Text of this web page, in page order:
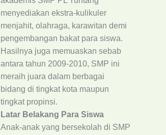
menyediakan ekstra-kulikuler
menjahit, olahraga, karawitan demi
pengembangan bakat para siswa.
Hasilnya juga memuaskan sebab
antara tahun 2009-2010, SMP ini
meraih juara dalam berbagai
bidang di tingkat kota maupun
tingkat propinsi.
Latar Belakang Para Siswa
Anak-anak yang bersekolah di SMP